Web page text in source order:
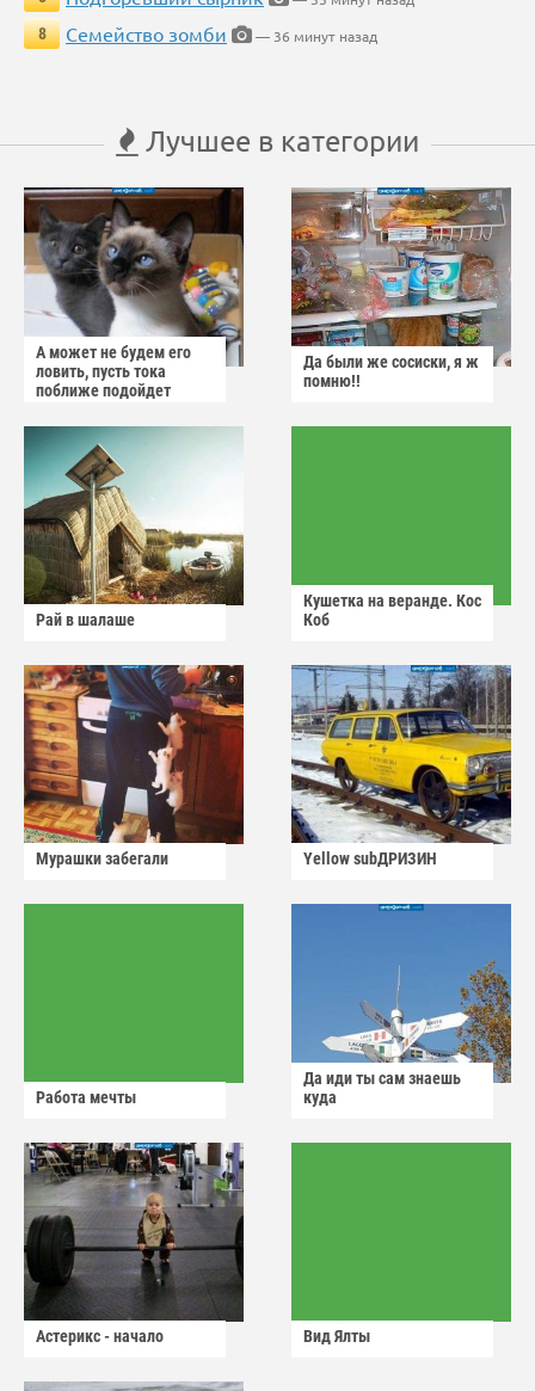
8
Семейство зомби — 36 минут назад
Лучшее в категории
А может не будем его
ловить, пусть тока
поближе подойдет
Да были же сосиски, я ж
помню!!
Рай в шалаше
Кушетка на веранде. Кос
Коб
Мурашки забегали Yellow subДРИЗИН
Работа мечты
Да иди ты сам знаешь
куда
Астерикс - начало Вид Ялты